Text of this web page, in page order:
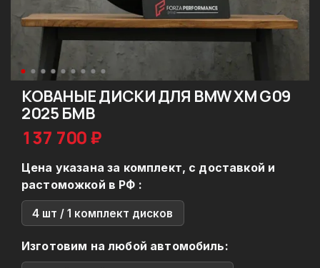
КОВАНЫЕ ДИСКИ ДЛЯ BMW XM G09
2025 БМВ
137 700 ₽
Цена указана за комплект, с доставкой и
растоможкой в РФ :
4 шт / 1 комплект дисков
Изготовим на любой автомобиль: